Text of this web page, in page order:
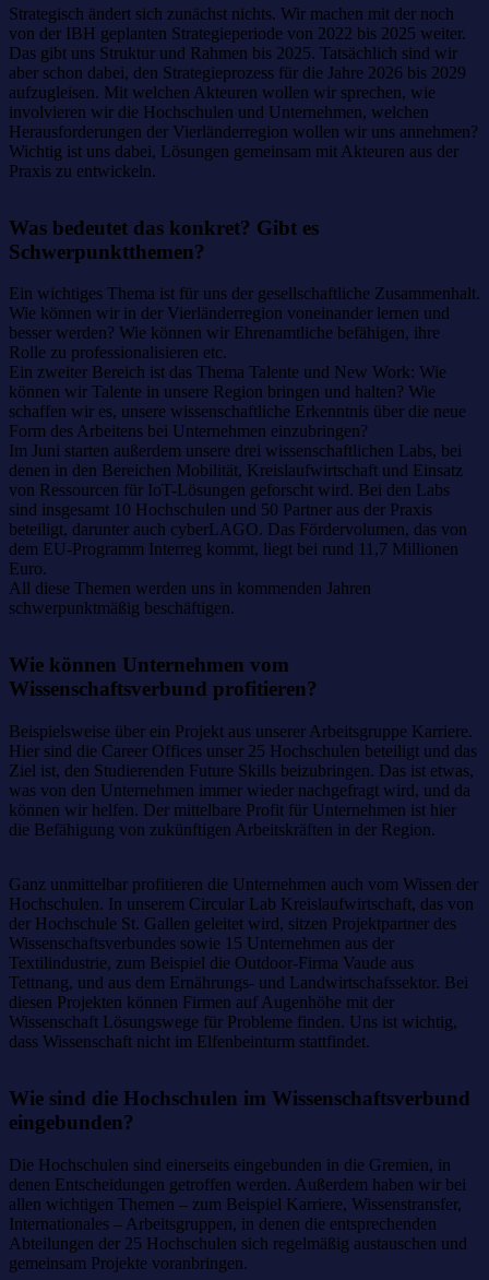
Strategisch ändert sich zunächst nichts. Wir machen mit der noch
von der IBH geplanten Strategieperiode von 2022 bis 2025 weiter.
Das gibt uns Struktur und Rahmen bis 2025. Tatsächlich sind wir
aber schon dabei, den Strategieprozess für die Jahre 2026 bis 2029
aufzugleisen. Mit welchen Akteuren wollen wir sprechen, wie
involvieren wir die Hochschulen und Unternehmen, welchen
Herausforderungen der Vierländerregion wollen wir uns annehmen?
Wichtig ist uns dabei, Lösungen gemeinsam mit Akteuren aus der
Praxis zu entwickeln.
Was bedeutet das konkret? Gibt es
Schwerpunktthemen?
Ein wichtiges Thema ist für uns der gesellschaftliche Zusammenhalt.
Wie können wir in der Vierländerregion voneinander lernen und
besser werden? Wie können wir Ehrenamtliche befähigen, ihre
Rolle zu professionalisieren etc.
Ein zweiter Bereich ist das Thema Talente und New Work: Wie
können wir Talente in unsere Region bringen und halten? Wie
schaffen wir es, unsere wissenschaftliche Erkenntnis über die neue
Form des Arbeitens bei Unternehmen einzubringen?
Im Juni starten außerdem unsere drei wissenschaftlichen Labs, bei
denen in den Bereichen Mobilität, Kreislaufwirtschaft und Einsatz
von Ressourcen für IoT-Lösungen geforscht wird. Bei den Labs
sind insgesamt 10 Hochschulen und 50 Partner aus der Praxis
beteiligt, darunter auch cyberLAGO. Das Fördervolumen, das von
dem EU-Programm Interreg kommt, liegt bei rund 11,7 Millionen
Euro.
All diese Themen werden uns in kommenden Jahren
schwerpunktmäßig beschäftigen.
Wie können Unternehmen vom
Wissenschaftsverbund profitieren?
Beispielsweise über ein Projekt aus unserer Arbeitsgruppe Karriere.
Hier sind die Career Offices unser 25 Hochschulen beteiligt und das
Ziel ist, den Studierenden Future Skills beizubringen. Das ist etwas,
was von den Unternehmen immer wieder nachgefragt wird, und da
können wir helfen. Der mittelbare Profit für Unternehmen ist hier
die Befähigung von zukünftigen Arbeitskräften in der Region.
Ganz unmittelbar profitieren die Unternehmen auch vom Wissen der
Hochschulen. In unserem Circular Lab Kreislaufwirtschaft, das von
der Hochschule St. Gallen geleitet wird, sitzen Projektpartner des
Wissenschaftsverbundes sowie 15 Unternehmen aus der
Textilindustrie, zum Beispiel die Outdoor-Firma Vaude aus
Tettnang, und aus dem Ernährungs- und Landwirtschafssektor. Bei
diesen Projekten können Firmen auf Augenhöhe mit der
Wissenschaft Lösungswege für Probleme finden. Uns ist wichtig,
dass Wissenschaft nicht im Elfenbeinturm stattfindet.
Wie sind die Hochschulen im Wissenschaftsverbund
eingebunden?
Die Hochschulen sind einerseits eingebunden in die Gremien, in
denen Entscheidungen getroffen werden. Außerdem haben wir bei
allen wichtigen Themen – zum Beispiel Karriere, Wissenstransfer,
Internationales – Arbeitsgruppen, in denen die entsprechenden
Abteilungen der 25 Hochschulen sich regelmäßig austauschen und
gemeinsam Projekte voranbringen.